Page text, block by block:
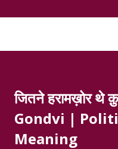
जितने हरामख़ोर थे
Gondvi |
Meaning